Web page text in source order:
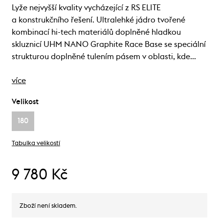
Lyže nejvyšší kvality vycházející z RS ELITE
a konstrukčního řešení. Ultralehké jádro tvořené
kombinací hi-tech materiálů doplněné hladkou
skluznicí UHM NANO Graphite Race Base se speciální
strukturou doplněné tulením pásem v oblasti, kde…
více
Velikost
180
Tabulka velikostí
9 780 Kč
Zboží není skladem.